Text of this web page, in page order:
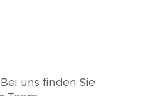
uns finden Sie